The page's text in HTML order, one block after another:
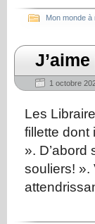
Mon monde à
1 octobre
Les
fillette dont
». D’abord
souliers! ».